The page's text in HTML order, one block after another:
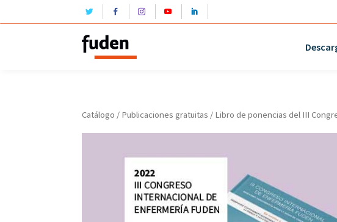
Catálogo / Publicaciones gratuitas / Libro de ponencias del III